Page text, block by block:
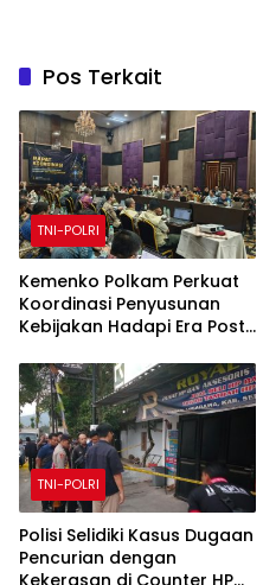
Pos Terkait
TNI-POLRI
Kemenko Polkam Perkuat
Koordinasi Penyusunan
Kebijakan Hadapi Era Post-
TNI-POLRI
Polisi Selidiki Kasus Dugaan
Pencurian dengan
Kekerasan di Counter HP